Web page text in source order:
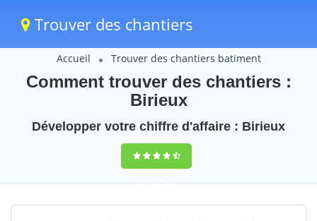
Trouver des chantiers
Accueil Trouver des chantiers batiment
Comment trouver des chantiers :
Birieux
Développer votre chiffre d'affaire : Birieux
9,5(100%)37
votes